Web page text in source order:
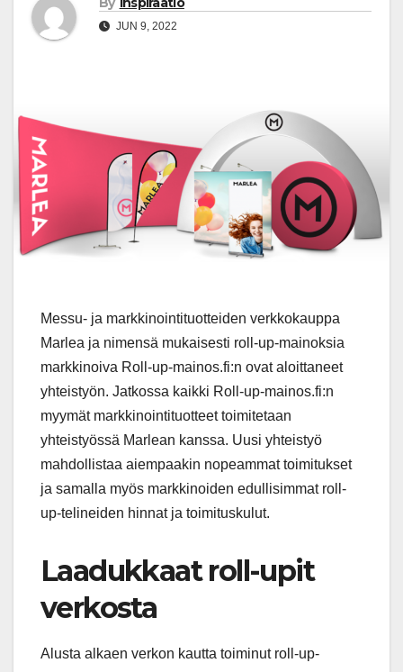
JUN 9, 2022
Messu- ja markkinointituotteiden verkkokauppa
Marlea ja nimensä mukaisesti roll-up-mainoksia
markkinoiva Roll-up-mainos.fi:n ovat aloittaneet
yhteistyön. Jatkossa kaikki Roll-up-mainos.fi:n
myymät markkinointituotteet toimitetaan
yhteistyössä Marlean kanssa. Uusi yhteistyö
mahdollistaa aiempaakin nopeammat toimitukset
ja samalla myös markkinoiden edullisimmat roll-
up-telineiden hinnat ja toimituskulut.
Laadukkaat roll-upit
verkosta
Alusta alkaen verkon kautta toiminut roll-up-